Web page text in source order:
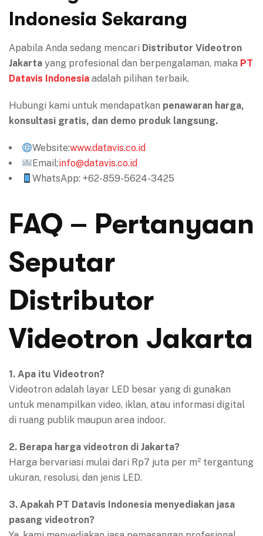
Indonesia Sekarang
Apabila Anda sedang mencari Distributor Videotron
Jakarta yang profesional dan berpengalaman, maka PT
Datavis Indonesia adalah pilihan terbaik.
Hubungi kami untuk mendapatkan penawaran harga,
konsultasi gratis, dan demo produk langsung.
Website:www.datavis.co.id
Email:info@datavis.co.id
WhatsApp: +62-859-5624-3425
FAQ – Pertanyaan
Seputar
Distributor
Videotron Jakarta
1. Apa itu Videotron?
Videotron adalah layar LED besar yang di gunakan
untuk menampilkan video, iklan, atau informasi digital
di ruang publik maupun area indoor.
2. Berapa harga videotron di Jakarta?
Harga bervariasi mulai dari Rp7 juta per m² tergantung
ukuran, resolusi, dan jenis LED.
3. Apakah PT Datavis Indonesia menyediakan jasa
pasang videotron?